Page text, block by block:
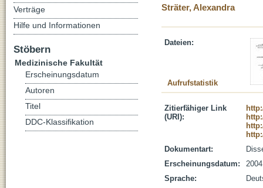
Sträter, Alexandra
Dateien:
Aufrufstatistik
Zitierfähiger Link
(URI):
Dokumentart:
Erscheinungsdatum:
2004
Sprache:
Verträge
Hilfe und Informationen
Stöbern
Medizinische Fakultät
Erscheinungsdatum
Autoren
Titel
DDC-Klassifikation